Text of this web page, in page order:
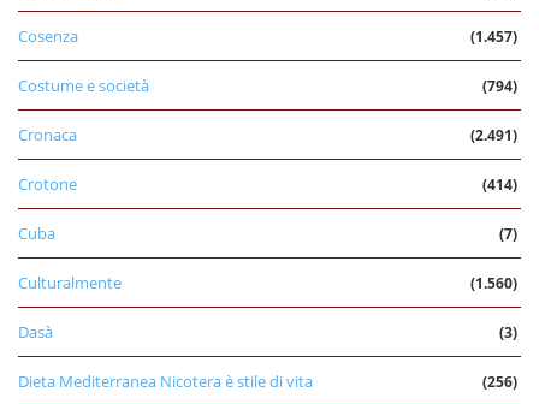
Cosenza (1.457)
Costume e società (794)
Cronaca (2.491)
Crotone (414)
Cuba (7)
Culturalmente (1.560)
Dasà (3)
Dieta Mediterranea Nicotera è stile di vita (256)